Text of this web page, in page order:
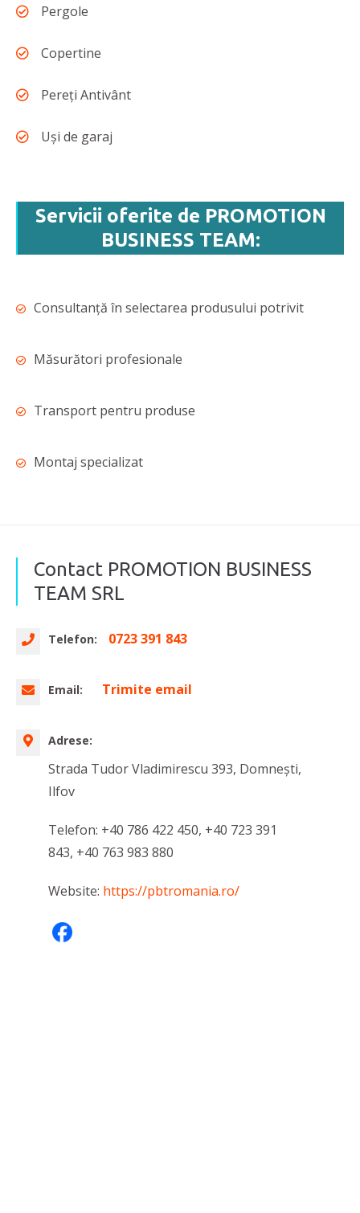
Pergole
Copertine
Pereți Antivânt
Uși de garaj
Servicii oferite de PROMOTION
BUSINESS TEAM:
Consultanță în selectarea produsului potrivit
Măsurători profesionale
Transport pentru produse
Montaj specializat
Contact PROMOTION BUSINESS
TEAM SRL
Telefon: 0723 391 843
Email: Trimite email
Adrese:
Strada Tudor Vladimirescu 393, Domnești,
Ilfov
Telefon: +40 786 422 450, +40 723 391
843, +40 763 983 880
Website: https://pbtromania.ro/